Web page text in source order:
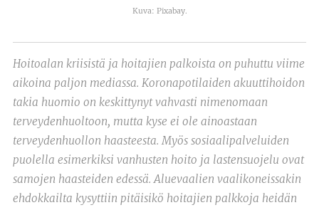
Kuva: Pixabay.
Hoitoalan kriisistä ja hoitajien palkoista on puhuttu viime
aikoina paljon mediassa. Koronapotilaiden akuuttihoidon
takia huomio on keskittynyt vahvasti nimenomaan
terveydenhuoltoon, mutta kyse ei ole ainoastaan
terveydenhuollon haasteesta. Myös sosiaalipalveluiden
puolella esimerkiksi vanhusten hoito ja lastensuojelu ovat
samojen haasteiden edessä. Aluevaalien vaalikoneissakin
ehdokkailta kysyttiin pitäisikö hoitajien palkkoja heidän